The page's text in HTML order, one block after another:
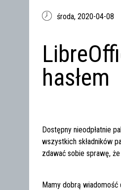
środa,2020-04-08
hasłem
Dostępny nieodpłatnie
wszystkich składników
zdawać sobie sprawę,
Mamy dobrą